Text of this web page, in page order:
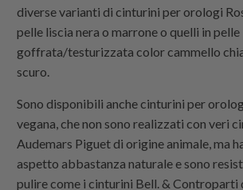
diverse varianti di cinturini per orologi
pelle liscia nera o marrone o quelli in pelle
goffrata/testurizzata color cammello
scuro.
Sono disponibili anche cinturini per
vegana, che non sono realizzati con veri
Audemars Piguet di origine animale, ma
aspetto abbastanza naturale e sono
pulire come i cinturini Bell. & Controparti